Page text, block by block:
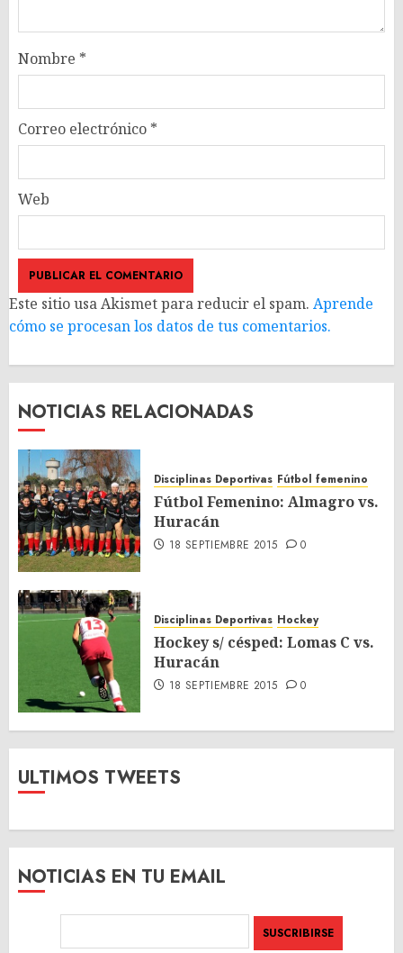
Nombre *
Correo electrónico *
Web
Este sitio usa Akismet para reducir el spam. Aprende
cómo se procesan los datos de tus comentarios.
NOTICIAS RELACIONADAS
Disciplinas Deportivas Fútbol femenino
Fútbol Femenino: Almagro vs.
Huracán
18 SEPTIEMBRE 2015 0
Disciplinas Deportivas Hockey
Hockey s/ césped: Lomas C vs.
Huracán
18 SEPTIEMBRE 2015 0
ULTIMOS TWEETS
NOTICIAS EN TU EMAIL